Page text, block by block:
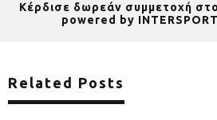
Κέρδισε δωρεάν συμμετοχή
powered by
Related Posts